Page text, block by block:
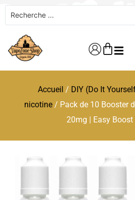
Accueil / DIY (Do It
nicotine / Pack de 10 Booster
20mg | Easy Boost